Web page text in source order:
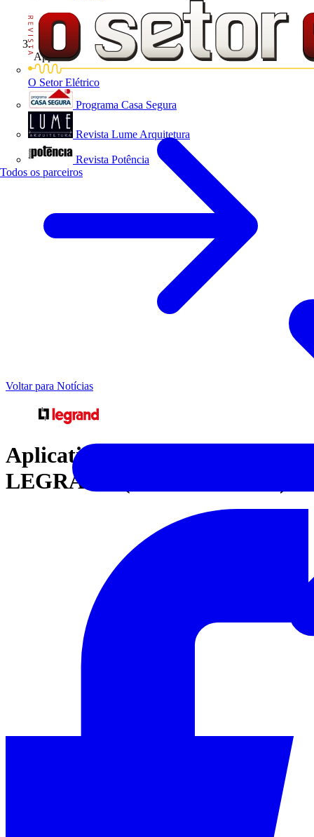
O Setor Elétrico
Programa Casa Segura
Revista Lume Arquitetura
Revista Potência
Todos os parceiros
App's
Voltar para Notícias
Aplicativo ARTEOR
LEGRAND (Versão Android)